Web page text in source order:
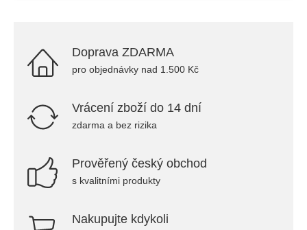
Doprava ZDARMA
pro objednávky nad 1.500 Kč
Vrácení zboží do 14 dní
zdarma a bez rizika
Prověřený český obchod
s kvalitními produkty
Nakupujte kdykoli